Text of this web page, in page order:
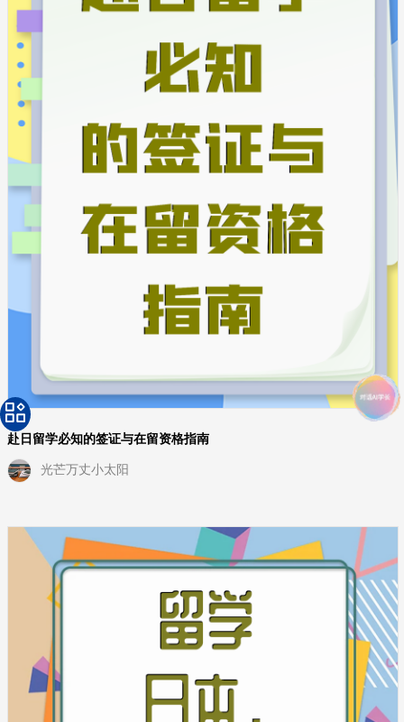
赴日留学必知的签证与在留资格指南
光芒万丈小太阳